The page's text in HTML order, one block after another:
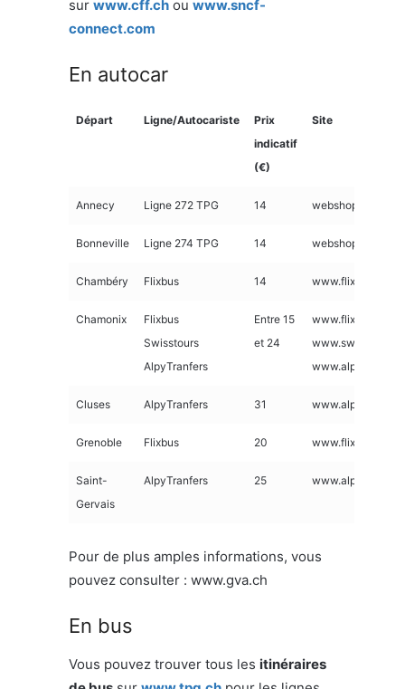
sur www.cff.ch ou www.sncf-
connect.com
En autocar
Départ Ligne/Autocariste
Prix
indicatif
(€)
Site
Annecy Ligne 272 TPG 14 webshop.tpg.ch
Bonneville Ligne 274 TPG 14 webshop.tpg.ch
Chambéry Flixbus 14 www.flixbus.fr
Chamonix
Flixbus
Swisstours
AlpyTranfers
Entre 15
et 24
www.flixbus.fr
Cluses AlpyTranfers 31
Grenoble Flixbus 20 www.flixbus.fr
Saint-
Gervais
AlpyTranfers 25
Pour de plus amples informations, vous
pouvez consulter : www.gva.ch
En bus
Vous pouvez trouver tous les itinéraires